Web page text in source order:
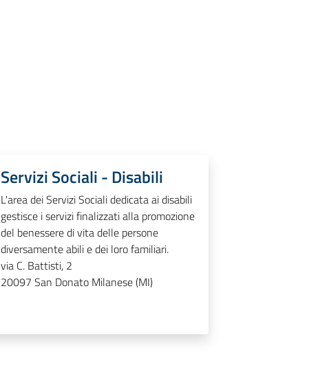
Servizi Sociali - Disabili
L'area dei Servizi Sociali dedicata ai disabili
gestisce i servizi finalizzati alla promozione
del benessere di vita delle persone
diversamente abili e dei loro familiari.
via C. Battisti, 2
20097 San Donato Milanese (MI)